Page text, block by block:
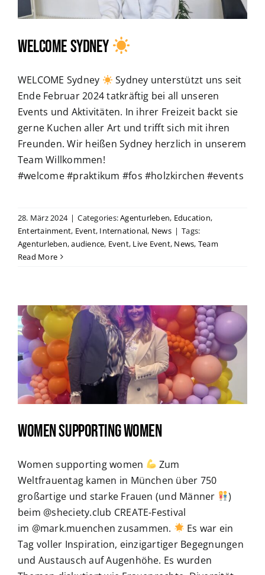
WELCOME Sydney
WELCOME Sydney
Sydney unterstützt uns seit
Ende Februar 2024 tatkräftig bei all unseren
Events und Aktivitäten. In ihrer Freizeit backt sie
gerne Kuchen aller Art und trifft sich mit ihren
Freunden. Wir heißen Sydney herzlich in unserem
Team Willkommen!
#welcome #praktikum #fos #holzkirchen #events
28. März 2024 | Categories:Agenturleben, Education,
Entertainment, Event, International, News | Tags:
Agenturleben,audience, Event, Live Event, News, Team
Read More
Women supporting women
Women supporting women
Zum
Weltfrauentag kamen in München über 750
großartige und starke Frauen (und Männer
)
beim @sheciety.club CREATE-Festival
im @mark.muenchen zusammen.
Es war ein
Tag voller Inspiration, einzigartiger Begegnungen
und Austausch auf Augenhöhe. Es wurden